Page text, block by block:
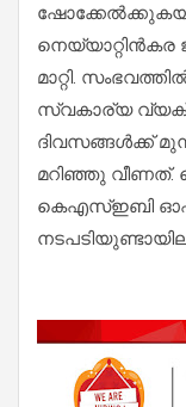
മാറ്റി.
സ്വകാര്യ
ദിവസങ്ങൾക്ക്
മറിഞ്ഞു വീണത്.
കെഎസ്ഇബി